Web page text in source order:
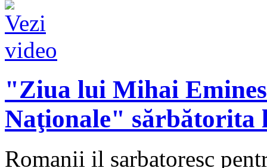
"Ziua lui Mihai
Naţionale" sărbătorita
Romanii il sarbatoresc